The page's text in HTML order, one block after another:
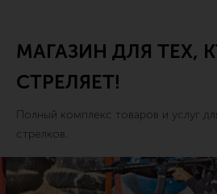
МАГАЗИН ДЛЯ ТЕХ,
СТРЕЛЯЕТ!
Полный комплекс товаров и услуг
стрелков.